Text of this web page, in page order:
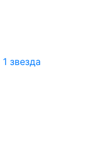
1 звезда